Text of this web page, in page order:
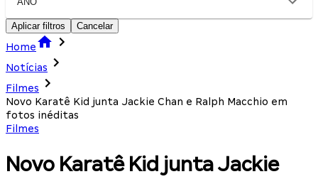
Aplicar filtros Cancelar
Home
Notícias
Filmes
Novo Karatê Kid junta Jackie Chan e Ralph Macchio em
fotos inéditas
Filmes
Novo Karatê Kid junta Jackie